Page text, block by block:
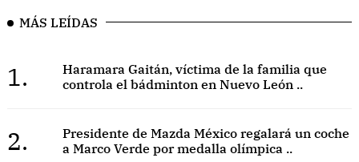
MÁS LEÍDAS
1.
Haramara Gaitán, víctima de la familia que
controla el bádminton en Nuevo León ..
2.
Presidente de Mazda México regalará un coche
a Marco Verde por medalla olímpica ..